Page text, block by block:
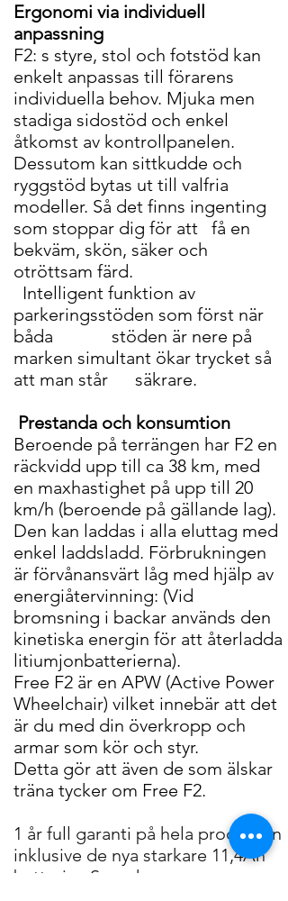
Ergonomi via individuell
anpassning
F2: s styre, stol och fotstöd kan
enkelt anpassas till förarens
individuella behov. Mjuka men
stadiga sidostöd och enkel
åtkomst av kontrollpanelen.
Dessutom kan sittkudde och
ryggstöd bytas ut till valfria
modeller. Så det finns ingenting
som stoppar dig för att få en
bekväm, skön, säker och
otröttsam färd.
Intelligent funktion av
parkeringsstöden som först när
båda stöden är nere på
marken simultant ökar trycket så
att man står säkrare.
Prestanda och konsumtion
Beroende på terrängen har F2 en
räckvidd upp till ca 38 km, med
en maxhastighet på upp till 20
km/h (beroende på gällande lag).
Den kan laddas i alla eluttag med
enkel laddsladd. Förbrukningen
är förvånansvärt låg med hjälp av
energiåtervinning: (Vid
bromsning i backar används den
kinetiska energin för att återladda
litiumjonbatterierna).
Free F2 är en APW (Active Power
Wheelchair) vilket innebär att det
är du med din överkropp och
armar som kör och styr.
Detta gör att även de som älskar
träna tycker om Free F2.
1 år full garanti på hela produkten
inklusive de nya starkare 11,4Ah
batterier. Svensk